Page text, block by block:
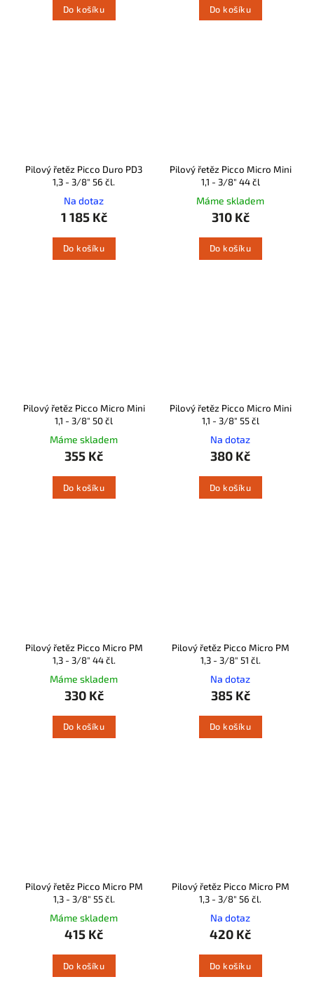
Do košíku Do košíku
Pilový řetěz Picco Duro PD3
1,3 - 3/8" 56 čl.
Na dotaz
1 185 Kč
Do košíku
Pilový řetěz Picco Micro Mini
1,1 - 3/8" 44 čl
Máme skladem
310 Kč
Do košíku
Pilový řetěz Picco Micro Mini
1,1 - 3/8" 50 čl
Máme skladem
355 Kč
Do košíku
Pilový řetěz Picco Micro Mini
1,1 - 3/8" 55 čl
Na dotaz
380 Kč
Do košíku
Pilový řetěz Picco Micro PM
1,3 - 3/8" 44 čl.
Máme skladem
330 Kč
Do košíku
Pilový řetěz Picco Micro PM
1,3 - 3/8" 51 čl.
Na dotaz
385 Kč
Do košíku
Pilový řetěz Picco Micro PM
1,3 - 3/8" 55 čl.
Máme skladem
415 Kč
Do košíku
Pilový řetěz Picco Micro PM
1,3 - 3/8" 56 čl.
Na dotaz
420 Kč
Do košíku